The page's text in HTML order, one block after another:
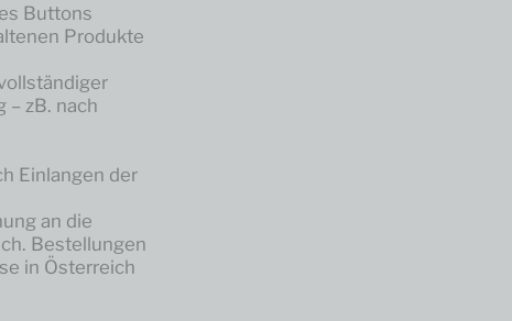
Buttons
Produkte
– zB. nach
Einlangen der
an die
Bestellungen
in Österreich